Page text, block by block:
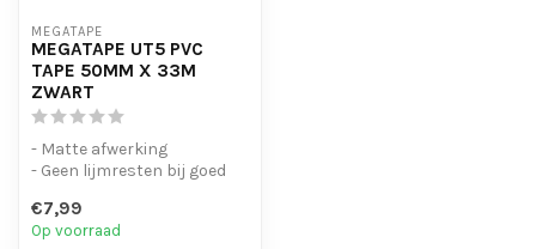
MEGATAPE
MEGATAPE UT5 PVC
TAPE 50MM X 33M
ZWART
- Matte afwerking
- Geen lijmresten bij goed
- Scheur mooi recht af me...
€7,99
Op voorraad